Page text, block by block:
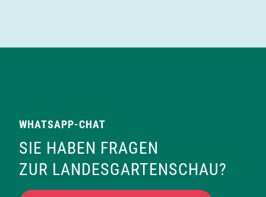
WHATSAPP-CHAT
SIE HABEN FRAGEN
ZUR LANDESGARTENSCHAU?